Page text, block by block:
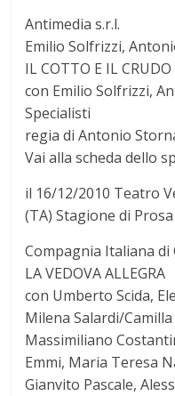
Antimedia s.r.l.
Emilio Solfrizzi,
IL COTTO E IL
con Emilio Solfrizzi,
Specialisti
regia di Antonio
Vai alla scheda dello
il 16/12/2010 Teatro
(TA) Stagione di
Compagnia Italiana di
LA VEDOVA ALLEGRA
con Umberto Scida,
Milena Salardi/
Massimiliano
Emmi, Maria Teresa
Gianvito Pascale,